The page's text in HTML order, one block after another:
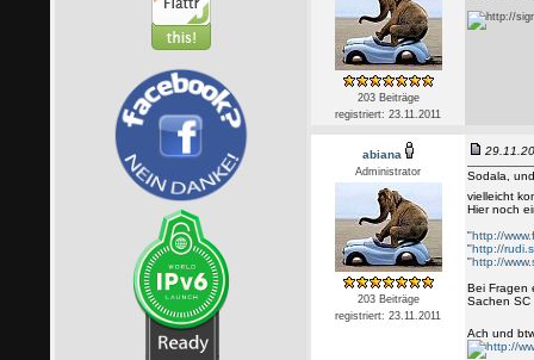
203 Beiträge
registriert: 23.11.2011
abiana
Administrator
203 Beiträge
registriert: 23.11.2011
Sodala,
vielleicht
Hier noch
''http://
''http://
''http://
Bei Fragen
Sachen SC
Ach und